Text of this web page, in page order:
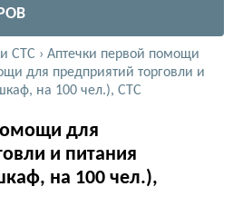
СТС › Аптечки первой помощи
для предприятий торговли и
на 100 чел.), СТС
для
и питания
на 100 чел.),